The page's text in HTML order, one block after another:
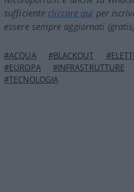
sufficiente cliccare qui per
essere sempre aggiornati
#ACQUA #BLACKOUT
#EUROPA
#INFRASTRUTTURE
#TECNOLOGIA